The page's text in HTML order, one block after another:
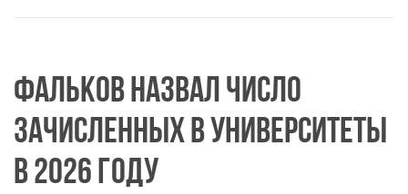
ФАЛЬКОВ НАЗВАЛ ЧИСЛО
ЗАЧИСЛЕННЫХ В УНИВЕРСИТЕТЫ
В 2026 ГОДУ